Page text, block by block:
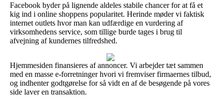
Facebook byder på lignende aldeles stabile chancer for at få et
kig ind i online shoppens popularitet. Herinde møder vi faktisk
internet outlets hvor man kan udfærdige en vurdering af
virksomhedens service, som tillige burde tages i brug til
afvejning af kundernes tilfredshed.
Hjemmesiden finansieres af annoncer. Vi arbejder tæt sammen
med en masse e-forretninger hvori vi fremviser firmaernes tilbud,
og indhenter godtgørelse for så vidt en af de besøgende på vores
side laver en transaktion.